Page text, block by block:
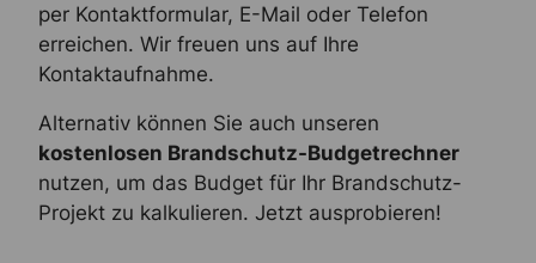
per Kontaktformular, E-Mail oder Telefon
erreichen. Wir freuen uns auf Ihre
Kontaktaufnahme.
Alternativ können Sie auch unseren
kostenlosen Brandschutz-Budgetrechner
nutzen, um das Budget für Ihr Brandschutz-
Projekt zu kalkulieren. Jetzt ausprobieren!